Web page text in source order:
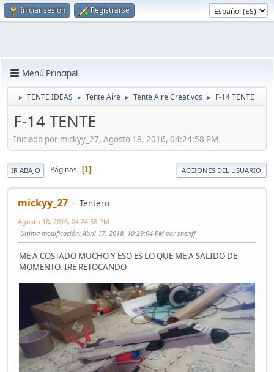
Iniciar sesión Registrarse
Menú Principal
► TENTE IDEAS ► Tente Aire ► Tente Aire Creativos ► F-14 TENTE
F-14 TENTE
Iniciado por mickyy_27, Agosto 18, 2016, 04:24:58 PM
IR ABAJO Páginas 1 ACCIONES DEL USUARIO
mickyy_27 Tentero
Agosto 18, 2016, 04:24:58 PM
Ultima modificación: Abril 17, 2018, 10:29:04 PM por sheriff
ME A COSTADO MUCHO Y ESO ES LO QUE ME A SALIDO DE
MOMENTO. IRE RETOCANDO